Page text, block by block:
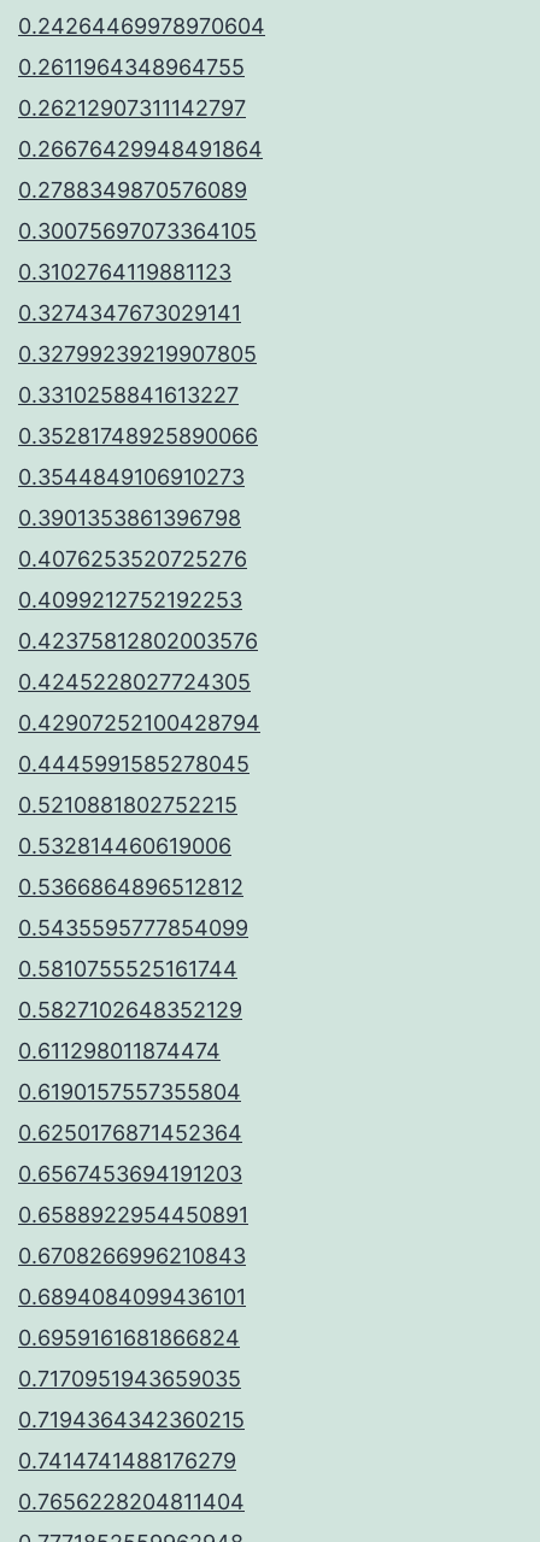
0.24264469978970604
0.2611964348964755
0.26212907311142797
0.26676429948491864
0.2788349870576089
0.30075697073364105
0.3102764119881123
0.3274347673029141
0.32799239219907805
0.3310258841613227
0.35281748925890066
0.3544849106910273
0.3901353861396798
0.4076253520725276
0.4099212752192253
0.42375812802003576
0.4245228027724305
0.42907252100428794
0.4445991585278045
0.5210881802752215
0.532814460619006
0.5366864896512812
0.5435595777854099
0.5810755525161744
0.5827102648352129
0.611298011874474
0.6190157557355804
0.6250176871452364
0.6567453694191203
0.6588922954450891
0.6708266996210843
0.6894084099436101
0.6959161681866824
0.7170951943659035
0.7194364342360215
0.7414741488176279
0.7656228204811404